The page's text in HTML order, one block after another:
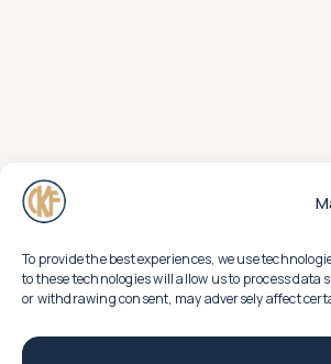
To provide the best experiences, we use
to these technologies will allow us to process
or withdrawing consent, may adversely affect